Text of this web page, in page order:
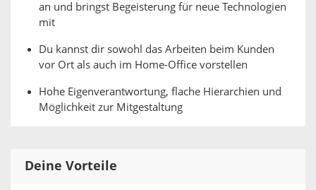
an und bringst Begeisterung für neue Technologien
mit
Du kannst dir sowohl das Arbeiten beim Kunden
vor Ort als auch im Home-Office vorstellen
Hohe Eigenverantwortung, flache Hierarchien und
Möglichkeit zur Mitgestaltung
Deine Vorteile